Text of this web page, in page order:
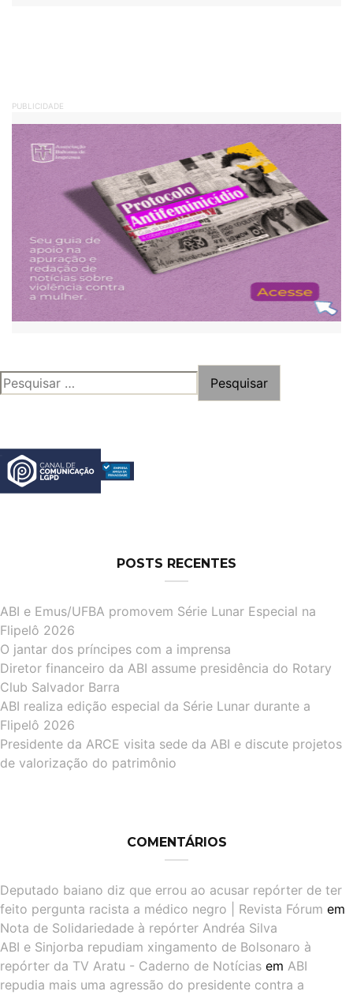
PUBLICIDADE
PESQUISAR
POR:
POSTS RECENTES
ABI e Emus/UFBA promovem Série Lunar Especial na
Flipelô 2026
O jantar dos príncipes com a imprensa
Diretor financeiro da ABI assume presidência do Rotary
Club Salvador Barra
ABI realiza edição especial da Série Lunar durante a
Flipelô 2026
Presidente da ARCE visita sede da ABI e discute projetos
de valorização do patrimônio
COMENTÁRIOS
Deputado baiano diz que errou ao acusar repórter de ter
feito pergunta racista a médico negro | Revista Fórum em
Nota de Solidariedade à repórter Andréa Silva
ABI e Sinjorba repudiam xingamento de Bolsonaro à
repórter da TV Aratu - Caderno de Notícias em ABI
repudia mais uma agressão do presidente contra a